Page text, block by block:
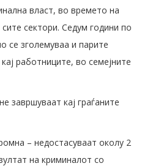
власт, во времето на
сектори. Седум години по
се зголемуваа и парите
работниците, во семејните
завршуваат кај граѓаните
– недостасуваат околу 2
на криминалот со